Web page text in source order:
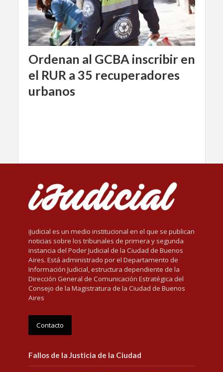
Ordenan al GCBA inscribir en
el RUR a 35 recuperadores
urbanos
iJudicial es un medio institucional en el que se publican
noticias sobre los tribunales de primera y segunda
instancia del Poder Judicial de la Ciudad de Buenos
Aires. Está administrado por el Departamento de
Información Judicial, estructura dependiente de la
Dirección General de Comunicación Estratégica del
Consejo de la Magistratura de la Ciudad de Buenos
Aires
Contacto
Fallos de la Justicia de la Ciudad